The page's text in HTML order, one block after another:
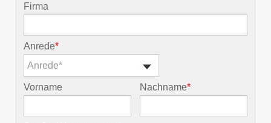
Firma
Anrede*
Anrede*
Vorname Nachname*